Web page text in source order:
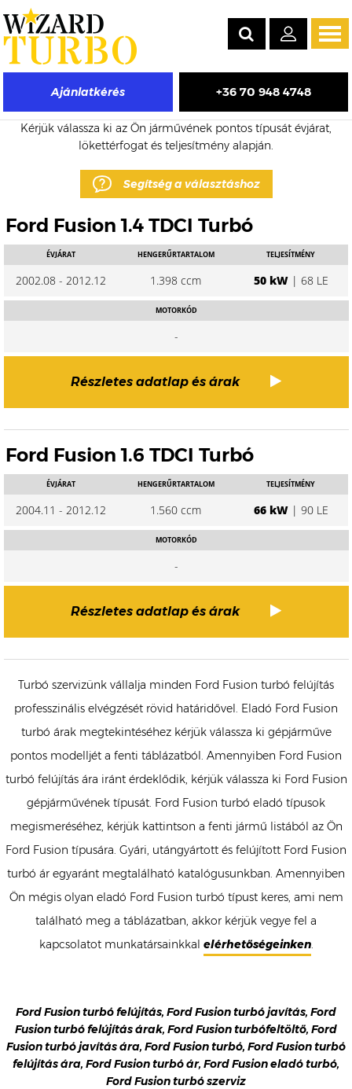
Ajánlatkérés +36 70 948 4748
Ford Fusion eladó turbó árak
Kérjük válassza ki az Ön járművének pontos típusát évjárat,
lökettérfogat és teljesítmény alapján.
Segítség a választáshoz
Ford Fusion 1.4 TDCI Turbó
ÉVJÁRAT
2002.08 - 2012.12
HENGERŰRTARTALOM
1.398 ccm
TELJESÍTMÉNY
50 kW| 68 LE
MOTORKÓD
-
Részletes adatlap és árak
Ford Fusion 1.6 TDCI Turbó
ÉVJÁRAT
2004.11 - 2012.12
HENGERŰRTARTALOM
1.560 ccm
TELJESÍTMÉNY
66 kW| 90 LE
MOTORKÓD
-
Részletes adatlap és árak
Turbó szervizünk vállalja minden Ford Fusion turbó felújítás
professzinális elvégzését rövid határidővel. Eladó Ford Fusion
turbó árak megtekintéséhez kérjük válassza ki gépjárműve
pontos modelljét a fenti táblázatból. Amennyiben Ford Fusion
turbó felújítás ára iránt érdeklődik, kérjük válassza ki Ford Fusion
gépjárművének típusát. Ford Fusion turbó eladó típusok
megismeréséhez, kérjük kattintson a fenti jármű listából az Ön
Ford Fusion típusára. Gyári, utángyártott és felújított Ford Fusion
turbó ár egyaránt megtalálható katalógusunkban. Amennyiben
Ön mégis olyan eladó Ford Fusion turbó típust keres, ami nem
található meg a táblázatban, akkor kérjük vegye fel a
kapcsolatot munkatársainkkal elérhetőségeinken.
Ford Fusion turbó felújítás, Ford Fusion turbó javítás, Ford
Fusion turbó felújítás árak, Ford Fusion turbófeltöltő, Ford
Fusion turbó javítás ára, Ford Fusion turbó, Ford Fusion turbó
felújítás ára, Ford Fusion turbó ár, Ford Fusion eladó turbó,
Ford Fusion turbó szerviz